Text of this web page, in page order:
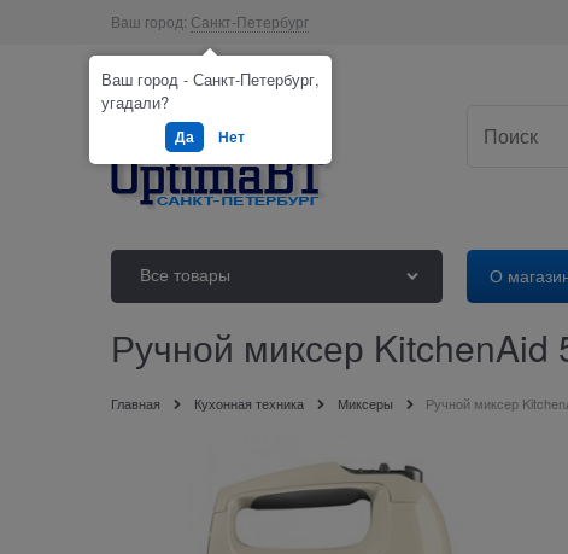
Ваш город: Санкт-Петербург
Все товары О
Ручной миксер
Главная Кухонная техника Миксеры Ручной миксер
Ваш город - Санкт-Петербург,
угадали?
Да Нет